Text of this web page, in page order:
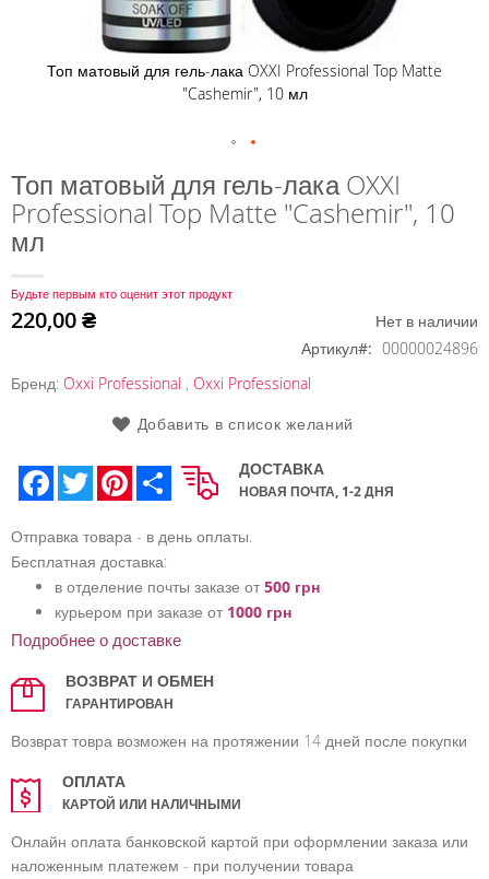
Топ матовый для гель-лака OXXI Professional Top Matte
"Cashemir", 10 мл
началу
галереи
Топ матовый для гель-лака OXXI
Professional Top Matte "Cashemir", 10
мл
Будьте первым кто оценит этот продукт
220,00 ₴
Нет в наличии
Артикул
00000024896
Бренд: Oxxi Professional , Oxxi Professional
Добавить в список желаний
Facebook
Twitter PinterestShare ДОСТАВКА
НОВАЯ ПОЧТА, 1-2 ДНЯ
Отправка товара - в день оплаты.
Бесплатная доставка:
в отделение почты заказе от 500 грн
курьером при заказе от 1000 грн
Подробнее о доставке
ВОЗВРАТ И ОБМЕН
ГАРАНТИРОВАН
Возврат товра возможен на протяжении 14 дней после покупки
ОПЛАТА
КАРТОЙ ИЛИ НАЛИЧНЫМИ
Онлайн оплата банковской картой при оформлении заказа или
наложенным платежем - при получении товара